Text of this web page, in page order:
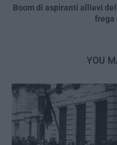
Boom di aspiranti allievi
frega
YOU